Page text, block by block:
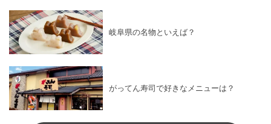
岐阜県の名物といえば？
がってん寿司で好きなメニューは？